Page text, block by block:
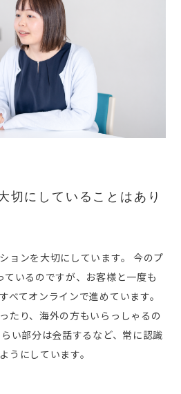
切にしていることはあり
ョンを大切にしています。 今のプ
いるのですが、お客様と一度も
べてオンラインで進めています。
たり、海外の方もいらっしゃるの
い部分は会話するなど、常に認識
うにしています。